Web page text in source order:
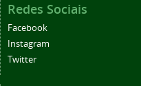
Redes Sociais
Facebook
Instagram
Twitter